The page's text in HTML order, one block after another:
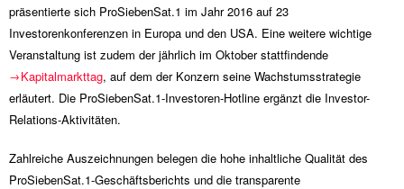
präsentierte sich ProSiebenSat.1 im Jahr 2016 auf 23
Investorenkonferenzen in Europa und den USA. Eine weitere wichtige
Veranstaltung ist zudem der jährlich im Oktober stattfindende
Kapitalmarkttag, auf dem der Konzern seine Wachstumsstrategie
erläutert. Die ProSiebenSat.1-Investoren-Hotline ergänzt die Investor-
Relations-Aktivitäten.
Zahlreiche Auszeichnungen belegen die hohe inhaltliche Qualität des
ProSiebenSat.1-Geschäftsberichts und die transparente